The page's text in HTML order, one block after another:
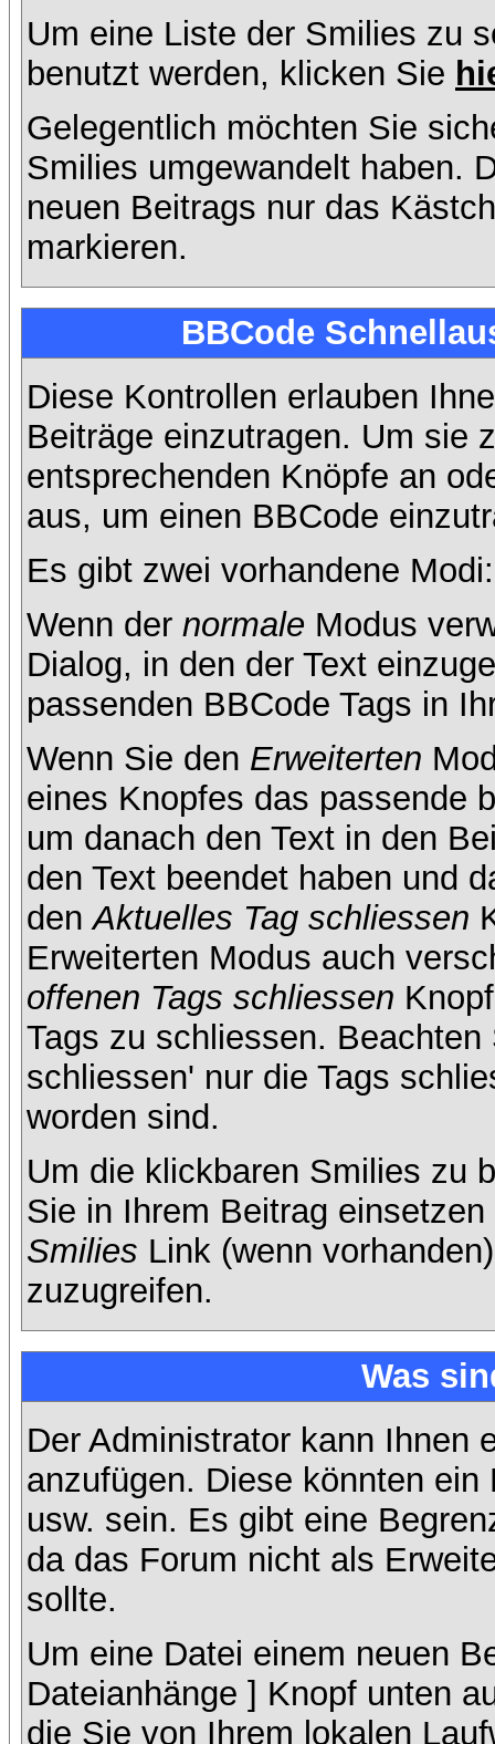
Um eine Liste der Smilies zu
benutzt werden, klicken Sie
Gelegentlich möchten Sie
Smilies umgewandelt haben.
neuen Beitrags nur das
markieren.
BBCode
Diese Kontrollen erlauben
Beiträge einzutragen. Um sie
entsprechenden Knöpfe an
aus, um einen BBCode
Es gibt zwei vorhandene
Wenn der normale Modus
Dialog, in den der Text
passenden BBCode Tags in
Wenn Sie den Erweiterten
eines Knopfes das passende
um danach den Text in den
den Text beendet haben und
denAktuelles Tag schliessen
Erweiterten Modus auch
offenen Tags schliessen
Tags zu schliessen.
schliessen' nur die Tags
worden sind.
Um die klickbaren Smilies zu
Sie in Ihrem Beitrag
Smilies Link (wenn
zuzugreifen.
Was
Der Administrator kann Ihnen
anzufügen. Diese könnten
usw. sein. Es gibt eine
da das Forum nicht als
sollte.
Um eine Datei einem neuen
Dateianhänge ] Knopf unten
die Sie von Ihrem lokalen